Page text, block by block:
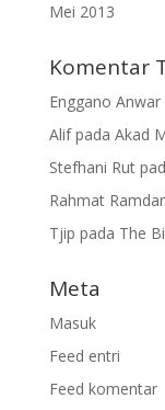
Mei 2013
Komentar
Enggano Anwar
Alifpada Akad
Stefhani Rut
Rahmat
Tjip pada The
Meta
Masuk
Feed entri
Feed komentar